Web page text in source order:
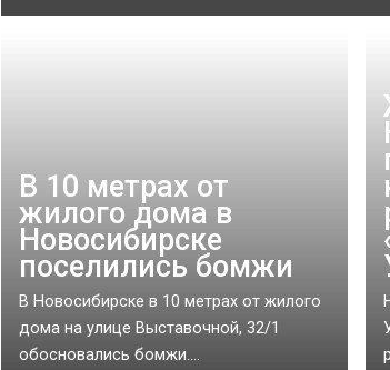
В 10 метрах от
жилого дома в
Новосибирске
поселились бомжи
В Новосибирске в 10 метрах от жилого
дома на улице Выставочной, 32/1
обосновались бомжи....